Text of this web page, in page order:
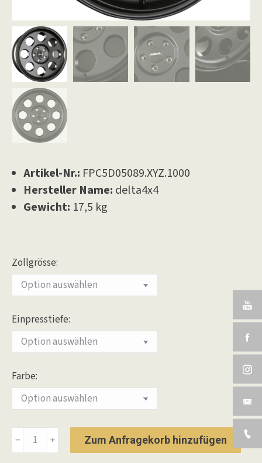
Artikel-Nr.: FPC5D05089.XYZ.1000
Hersteller Name: delta4x4
Gewicht: 17,5 kg
Zollgrösse:
Einpresstiefe:
Farbe:
Alurad
Klassik
﹣ ﹢ Zum Anfragekorb hinzufügen